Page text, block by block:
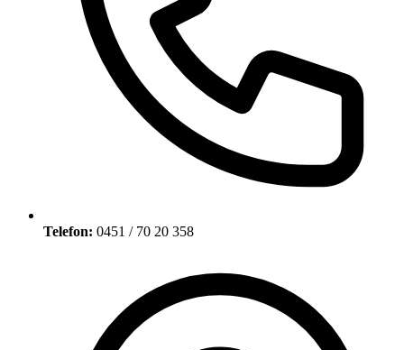
Telefon: 0451 / 70 20 358